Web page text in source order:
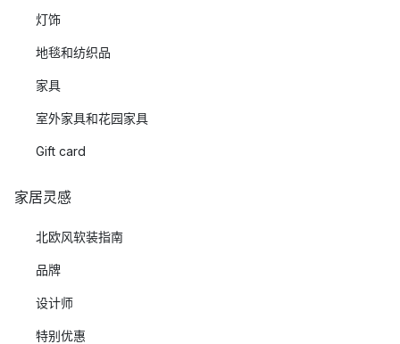
灯饰
地毯和纺织品
家具
室外家具和花园家具
Gift card
家居灵感
北欧风软装指南
品牌
设计师
特别优惠